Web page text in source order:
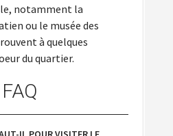
notamment la
ou le musée des
à quelques
du quartier.
FAQ